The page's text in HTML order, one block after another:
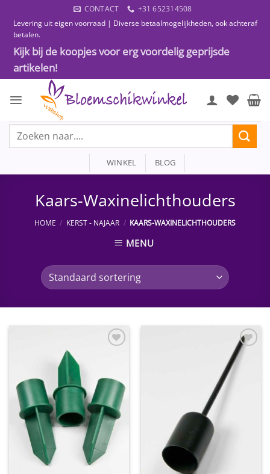
naar
inhoud
CONTACT
+31 652314508
Levering uit eigen voorraad | Diverse betaalmogelijkheden, ook achteraf
betalen.
Kijk bij de koopjes voor erg voordelig geprijsde
artikelen!
Zoeken
WINKEL BLOG
Kaars-Waxinelichthouders
HOME / KERST - NAJAAR / KAARS-WAXINELICHTHOUDERS
MENU
Toevoegen
aan
wenslijst